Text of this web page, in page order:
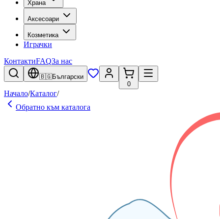
Храна
Аксесоари
Козметика
Играчки
КонтактиFAQЗа нас
🇧🇬Български
0
Начало/Каталог/
Обратно към каталога